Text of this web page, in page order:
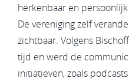
herkenbaar en
De vereniging zelf
zichtbaar. Volgens
tijd en werd de
initiatieven, zoals